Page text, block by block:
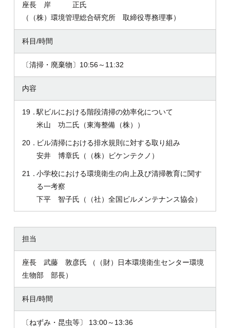
座長 岸 正氏
（（株）環境管理総合研究所 取締役専務理事）
科目/時間
〔清掃・廃棄物〕10:56～11:32
内容
19．駅ビルにおける階段清掃の効率化について
米山 功二氏（東海整備（株））
20． ビル清掃における排水規則に対する取り組み
安井 博章氏（（株）ビケンテクノ）
21．小学校における環境衛生の向上及び清掃教育に関す
る一考察
下平 智子氏（（社）全国ビルメンテナンス協会）
担当
座長 武藤 敦彦氏 （（財）日本環境衛生センター環境
生物部 部長）
科目/時間
〔ねずみ・昆虫等〕 13:00～13:36